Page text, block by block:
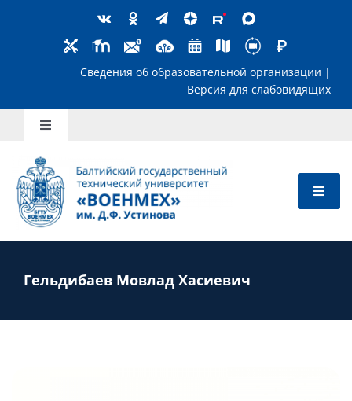
Сведения об образовательной
Toggle
Школьникам
Абитуриентам
Преподавателям
Гельдибаев Мовлад Хасиевич